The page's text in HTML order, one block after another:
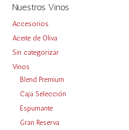
Nuestros Vinos
Accesorios
Aceite de Oliva
Sin categorizar
Vinos
Blend Premium
Caja Selección
Espumante
Gran Reserva